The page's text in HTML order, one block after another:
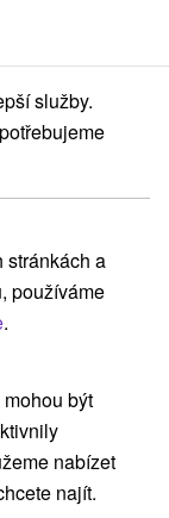
dolina
(9)
služby.
stránkách a
používáme
.
být
nabízet
najít.